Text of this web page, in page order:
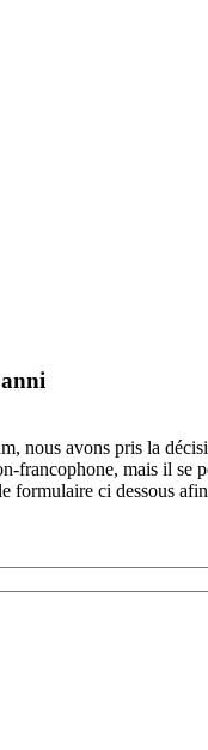
nous avons pris la
francophone, mais il se
formulaire ci dessous